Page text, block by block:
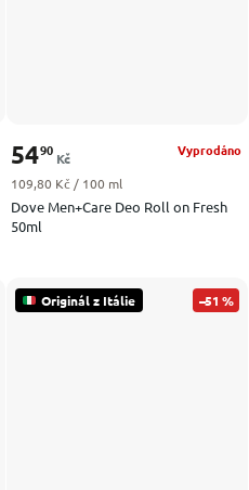
Dove Men+Care Deo Roll on Fresh
50ml
Vyprodáno
5490
Kč
Měrná cena:
109,80 Kč / 100 ml
Originál z Itálie –51 %